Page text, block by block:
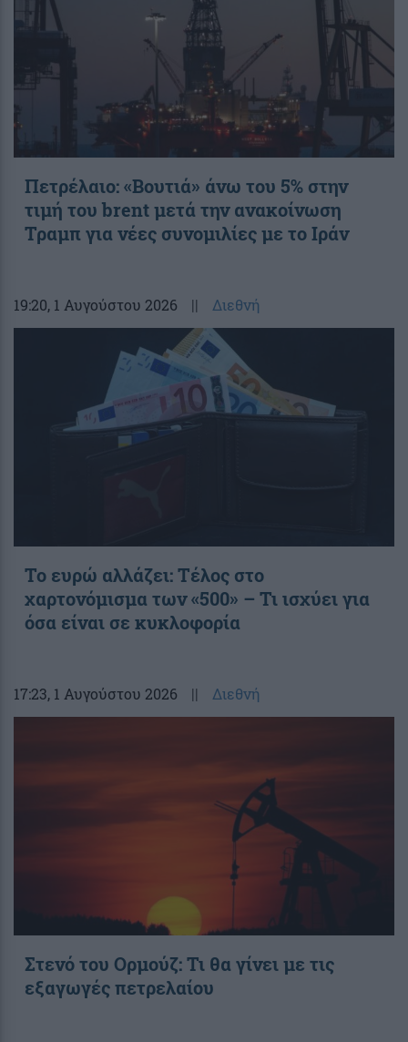
Πετρέλαιο: «Βουτιά» άνω του 5% στην
τιμή του brent μετά την ανακοίνωση
Τραμπ για νέες συνομιλίες με το Ιράν
19:20, 1 Αυγούστου 2026 || Διεθνή
Το ευρώ αλλάζει: Τέλος στο
χαρτονόμισμα των «500» – Τι ισχύει για
όσα είναι σε κυκλοφορία
17:23, 1 Αυγούστου 2026 || Διεθνή
Στενό του Ορμούζ: Τι θα γίνει με τις
εξαγωγές πετρελαίου